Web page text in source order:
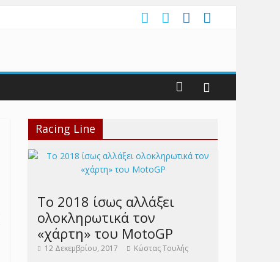
Racing Line
Το 2018 ίσως αλλάξει
ολοκληρωτικά τον
«χάρτη» του MotoGP
12 Δεκεμβρίου, 2017 Κώστας Τουλής